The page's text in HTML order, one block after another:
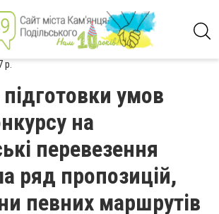
р.
підготовки умов
на
перевезення
ряд пропозицій,
певних маршрутів